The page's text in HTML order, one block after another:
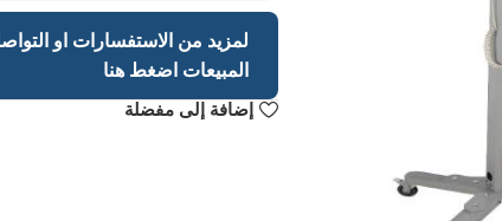
لمزيد من الاستفسارات او
المبيعات اضغط هنا
إضافة إلى مفضلة